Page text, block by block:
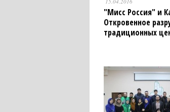
"Мисс Россия" и
Откровенное
традиционных